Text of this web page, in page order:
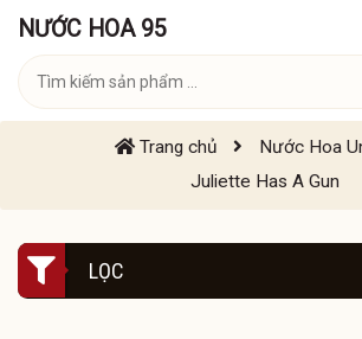
NƯỚC HOA 95
Trang chủ
Nước Hoa
Juliette Has A Gun
LỌC